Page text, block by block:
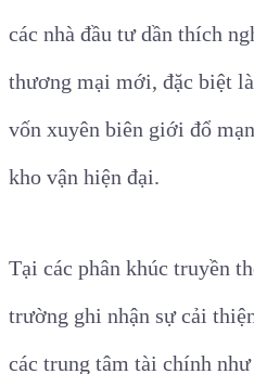
các nhà đầu tư dần thích
thương mại mới, đặc biệt
vốn xuyên biên giới đổ
kho vận hiện đại.
Tại các phân khúc truyền
trường ghi nhận sự cải
các trung tâm tài chính